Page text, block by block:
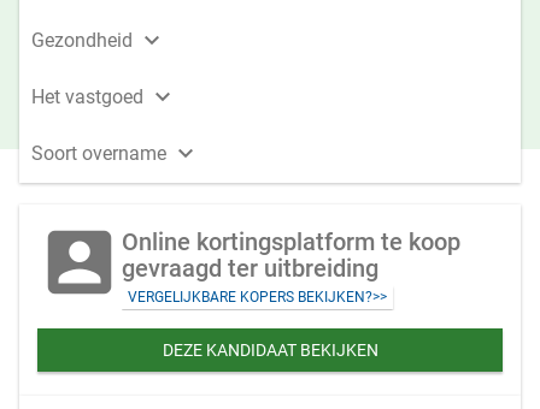
Gezondheid 
Het vastgoed 
Soort overname 
account_box Online kortingsplatform te koop
gevraagd ter uitbreiding
VERGELIJKBARE KOPERS BEKIJKEN?>>
DEZE KANDIDAAT BEKIJKEN